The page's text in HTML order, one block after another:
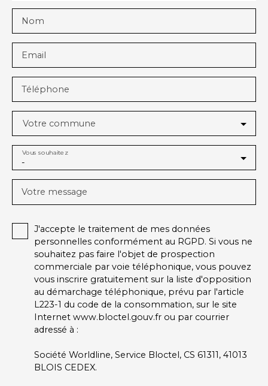
Nom
Email
Téléphone
Votre commune
-
Vous souhaitez
Votre message
J'accepte le traitement de mes données
personnelles conformément au RGPD. Si vous ne
souhaitez pas faire l'objet de prospection
commerciale par voie téléphonique, vous pouvez
vous inscrire gratuitement sur la liste d'opposition
au démarchage téléphonique, prévu par l'article
L223-1 du code de la consommation, sur le site
Internet www.bloctel.gouv.fr ou par courrier
adressé à :
Société Worldline, Service Bloctel, CS 61311, 41013
BLOIS CEDEX.